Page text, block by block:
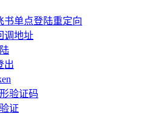
书单点登陆重定向
调地址
出
验证码
证